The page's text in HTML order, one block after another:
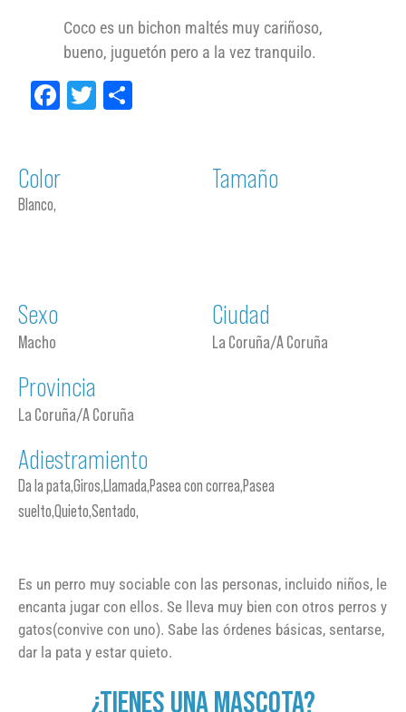
Coco es un bichon maltés muy cariñoso,
bueno, juguetón pero a la vez tranquilo.
Facebook
Twitter
Color
Blanco,
Tamaño
Sexo
Macho
Ciudad
La Coruña/A Coruña
Provincia
La Coruña/A Coruña
Adiestramiento
Da la pata,Giros,Llamada,Pasea con correa,Pasea
suelto,Quieto,Sentado,
Es un perro muy sociable con las personas, incluido niños, le
encanta jugar con ellos. Se lleva muy bien con otros perros y
gatos(convive con uno). Sabe las órdenes básicas, sentarse,
dar la pata y estar quieto.
¿TIENES UNA MASCOTA?